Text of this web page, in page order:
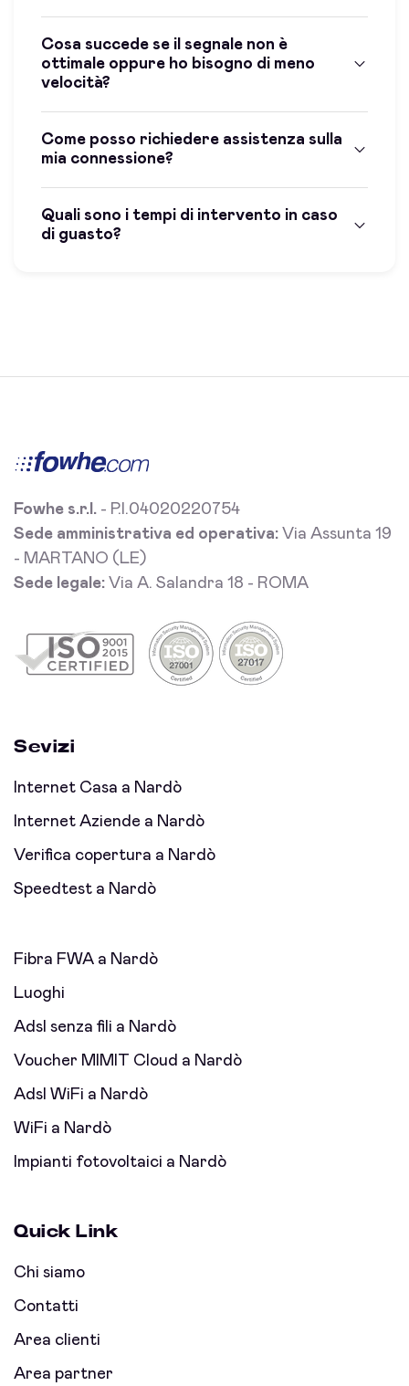
Cosa succede se il segnale non è
ottimale oppure ho bisogno di meno
velocità?
Come posso richiedere assistenza sulla
mia connessione?
Quali sono i tempi di intervento in caso
di guasto?
Fowhe s.r.l. - P.I.04020220754
Sede amministrativa ed operativa: Via Assunta 19
- MARTANO (LE)
Sede legale: Via A. Salandra 18 - ROMA
Sevizi
Internet Casa a Nardò
Internet Aziende a Nardò
Verifica copertura a Nardò
Speedtest a Nardò
Fibra FWA a Nardò
Luoghi
Adsl senza fili a Nardò
Voucher MIMIT Cloud a Nardò
Adsl WiFi a Nardò
WiFi a Nardò
Impianti fotovoltaici a Nardò
Quick Link
Chi siamo
Contatti
Area clienti
Area partner